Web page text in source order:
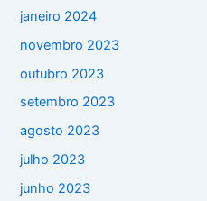
janeiro 2024
novembro 2023
outubro 2023
setembro 2023
agosto 2023
julho 2023
junho 2023